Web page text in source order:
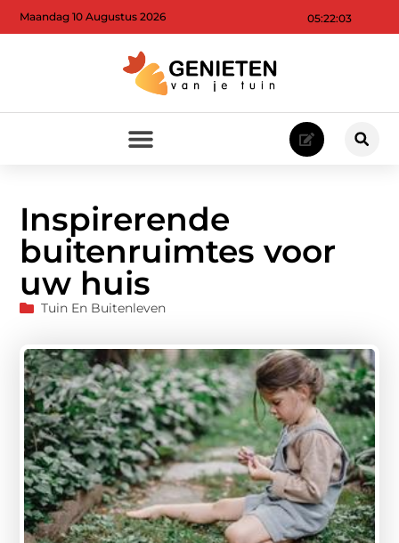
05:22:05
Maandag 10 Augustus 2026
Inspirerende
buitenruimtes voor
uw huis
Tuin En Buitenleven